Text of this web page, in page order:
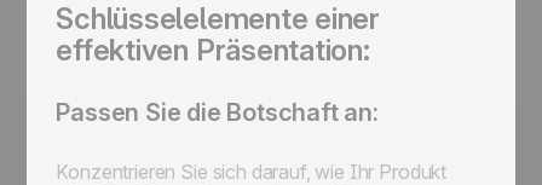
Schlüsselelemente einer
effektiven Präsentation:
Passen Sie die Botschaft an:
Konzentrieren Sie sich darauf, wie Ihr Produkt